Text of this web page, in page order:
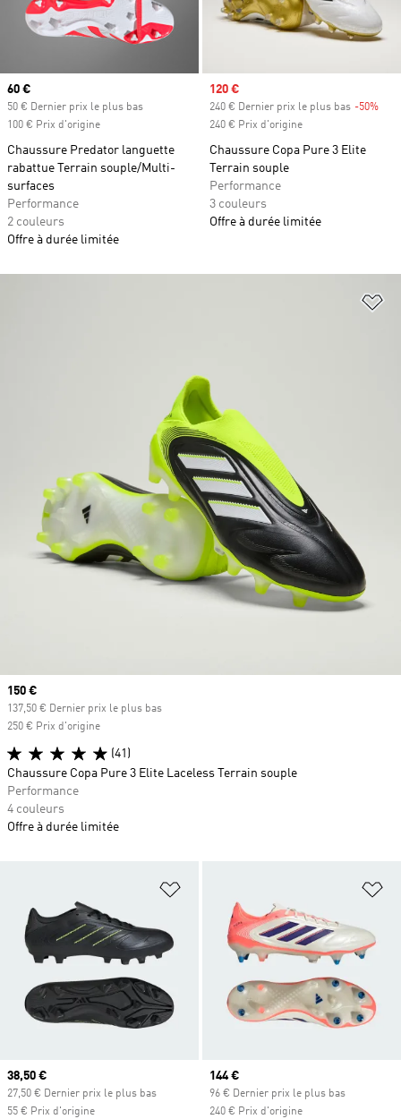
Prix actuel
60 €
50 € Dernier prix le plus bas
100 € Prix d'origine
Chaussure Predator languette
rabattue Terrain souple/Multi-
surfaces
Performance
2 couleurs
Offre à durée limitée
Prix soldé
120 €
240 € Dernier prix le plus bas -50%
240 € Prix d'origine
Chaussure Copa Pure 3 Elite
Terrain souple
Performance
3 couleurs
Offre à durée limitée
Ajouter à la Liste de produits
Prix actuel
38,50 €
27,50 € Dernier prix le plus bas
55 € Prix d'origine
Prix actuel
144 €
96 € Dernier prix le plus bas
240 € Prix d'origine
Prix actuel
150 €
137,50 € Dernier prix le plus bas
250 € Prix d'origine
(41)
Chaussure Copa Pure 3 Elite Laceless Terrain souple
Performance
4 couleurs
Offre à durée limitée